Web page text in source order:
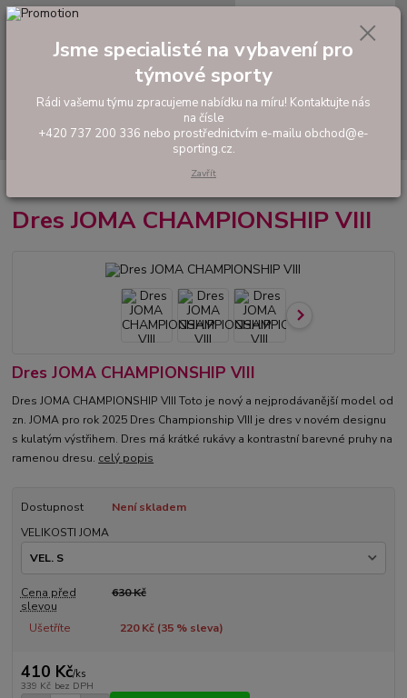
Hledat
tel: +420 737 200 336
0,00 Kč
Dres JOMA CHAMPIONSHIP VIII
Dres JOMA CHAMPIONSHIP VIII
Dres JOMA CHAMPIONSHIP VIII
Dres JOMA CHAMPIONSHIP VIII Toto je nový a nejprodávanější model od
zn. JOMA pro rok 2025 Dres Championship VIII je dres v novém designu
s kulatým výstřihem. Dres má krátké rukávy a kontrastní barevné pruhy na
ramenou dresu. celý popis
Dostupnost
Není skladem
VELIKOSTI JOMA
Cena před
slevou
630 Kč
Ušetříte 220 Kč (35% sleva)
410 Kč/ks
339 Kč bez DPH
Jsme specialisté na vybavení pro
týmové sporty
Rádi vašemu týmu zpracujeme nabídku na míru! Kontaktujte nás
na čísle
+420 737 200 336 nebo prostřednictvím e-mailu obchod@e-
sporting.cz.
Zavřít